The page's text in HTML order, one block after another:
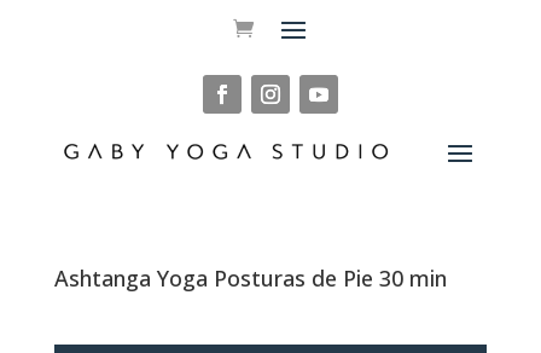
Ashtanga Yoga Posturas de Pie 30 min